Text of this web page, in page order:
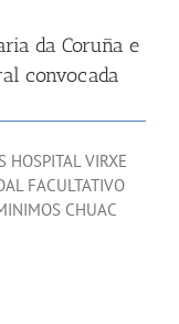
da Coruña e
convocada
HOSPITAL VIRXE
FACULTATIVO
CHUAC